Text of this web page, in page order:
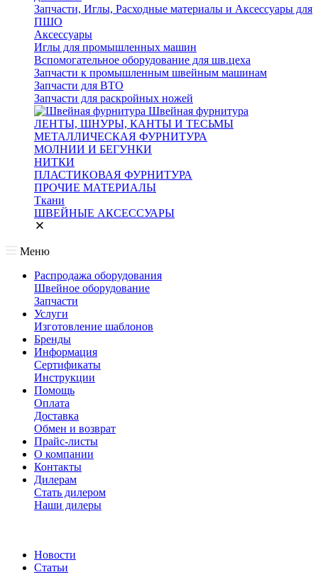
Запчасти, Иглы, Расходные материалы и Аксессуары для
ПШО
Аксессуары
Иглы для промышленных машин
Вспомогательное оборудование для шв.цеха
Запчасти к промышленным швейным машинам
Запчасти для ВТО
Запчасти для раскройных ножей
Швейная фурнитура
ЛЕНТЫ, ШНУРЫ, КАНТЫ И ТЕСЬМЫ
МЕТАЛЛИЧЕСКАЯ ФУРНИТУРА
МОЛНИИ И БЕГУНКИ
НИТКИ
ПЛАСТИКОВАЯ ФУРНИТУРА
ПРОЧИЕ МАТЕРИАЛЫ
Ткани
ШВЕЙНЫЕ АКСЕССУАРЫ
Меню
Распродажа оборудования
Швейное оборудование
Запчасти
Услуги
Изготовление шаблонов
Бренды
Информация
Сертификаты
Инструкции
Помощь
Оплата
Доставка
Обмен и возврат
Прайс-листы
О компании
Контакты
Дилерам
Стать дилером
Наши дилеры
Новости
Статьи